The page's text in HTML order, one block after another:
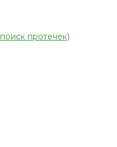
протечек)